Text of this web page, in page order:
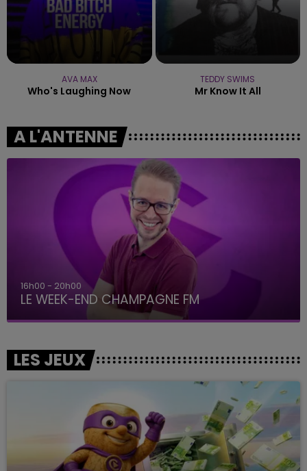
AVA MAX
Who's Laughing Now
TEDDY SWIMS
Mr Know It All
A L'ANTENNE
7h00 - 12h00
LE WEEK-END CHAMPAGNE FM
LES JEUX